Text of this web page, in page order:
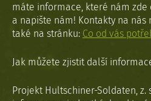
máte informace, které nám zde
a napište nám! Kontakty na nás
také na stránku: Co od vás
Jak můžete zjistit další
Projekt Hultschiner-Soldaten, z.